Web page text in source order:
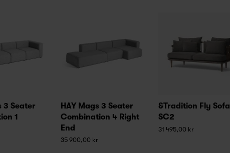
3 Seater
1
HAY Mags 3 Seater
Combination 4 Right
End
35 900,00 kr
&Tradition Fly Sofa
SC2
31 495,00 kr